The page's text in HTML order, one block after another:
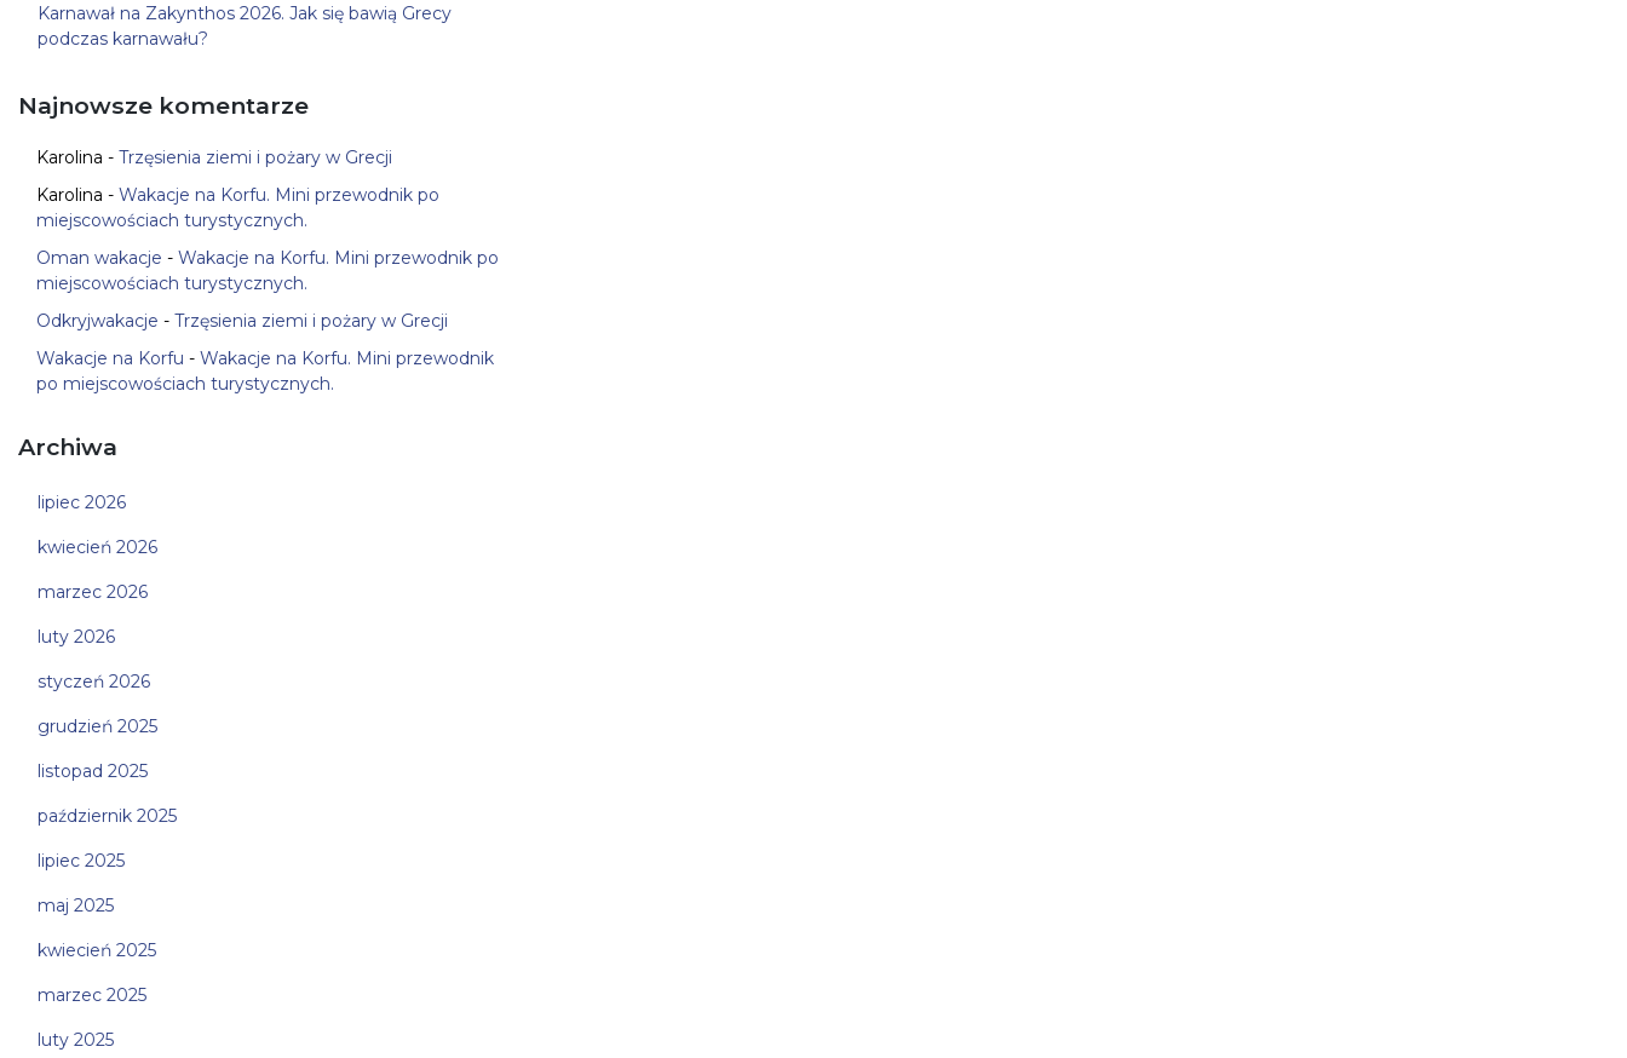
Karnawał na Zakynthos 2026. Jak się bawią Grecy
podczas karnawału?
Najnowsze komentarze
Karolina - Trzęsienia ziemi i pożary w Grecji
Karolina - Wakacje na Korfu. Mini przewodnik po
miejscowościach turystycznych.
Oman wakacje - Wakacje na Korfu. Mini przewodnik po
miejscowościach turystycznych.
Odkryjwakacje - Trzęsienia ziemi i pożary w Grecji
Wakacje na Korfu - Wakacje na Korfu. Mini przewodnik
po miejscowościach turystycznych.
Archiwa
lipiec 2026
kwiecień 2026
marzec 2026
luty 2026
styczeń 2026
grudzień 2025
listopad 2025
październik 2025
lipiec 2025
maj 2025
kwiecień 2025
marzec 2025
luty 2025